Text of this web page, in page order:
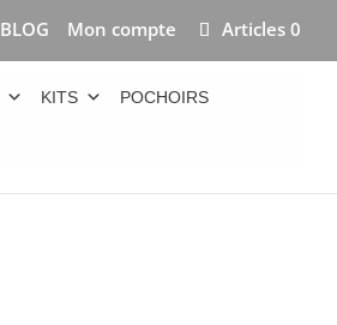
BLOG Mon compte Articles 0
KITS POCHOIRS